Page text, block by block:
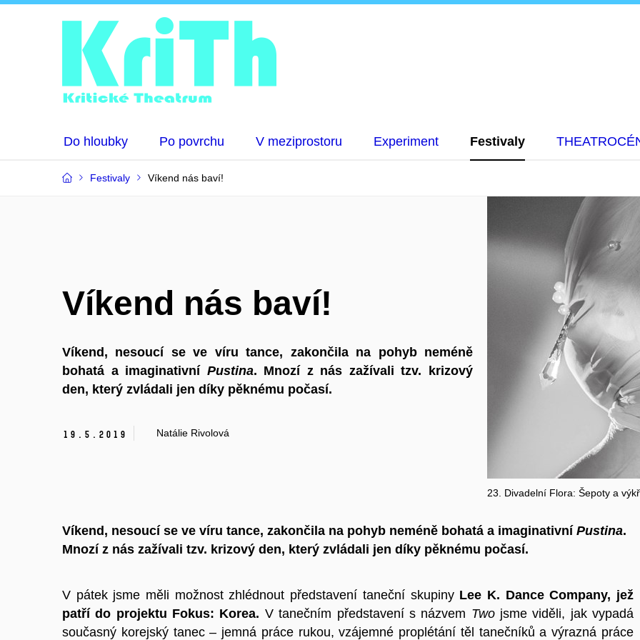
Do hloubky Po povrchu V meziprostoru Experiment Festivaly
Festivaly Víkend nás baví!
Víkend nás baví!
Víkend, nesoucí se ve víru tance, zakončila na pohyb neméně
bohatá a imaginativní Pustina. Mnozí z nás zažívali tzv. krizový
den, který zvládali jen díky pěknému počasí.
19. 5. 2019 Natálie Rivolová
23. Divadelní Flora: Šepoty a
Víkend, nesoucí se ve víru tance, zakončila na pohyb neméně bohatá a imaginativní Pustina.
Mnozí z nás zažívali tzv. krizový den, který zvládali jen díky pěknému počasí.
V pátek jsme měli možnost zhlédnout představení taneční skupiny Lee K. Dance Company, jež
patří do projektu Fokus: Korea. V tanečním představení s názvem Two jsme viděli, jak vypadá
současný korejský tanec – jemná práce rukou, vzájemné proplétání těl tanečníků a výrazná práce